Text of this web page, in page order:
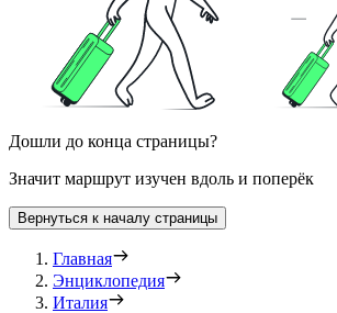
Дошли до конца страницы?
Значит маршрут изучен вдоль и поперёк
Вернуться к началу страницы
Главная
Энциклопедия
Италия